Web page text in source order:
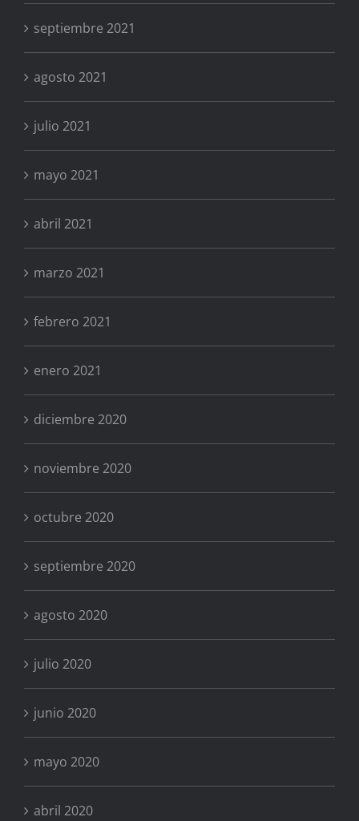
septiembre 2021
agosto 2021
julio 2021
mayo 2021
abril 2021
marzo 2021
febrero 2021
enero 2021
diciembre 2020
noviembre 2020
octubre 2020
septiembre 2020
agosto 2020
julio 2020
junio 2020
mayo 2020
abril 2020